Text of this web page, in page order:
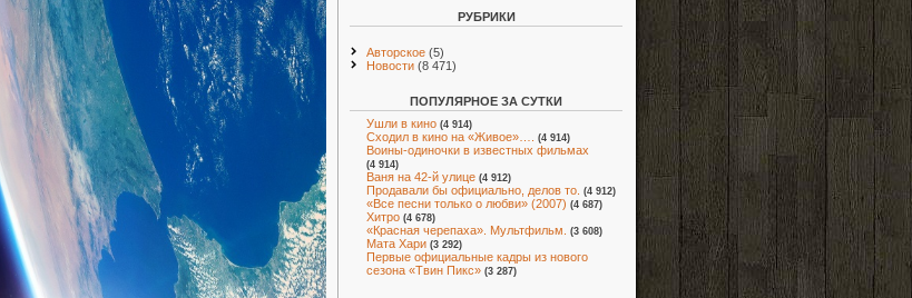
РУБРИКИ
Авторское (5)
Новости (8 471)
ПОПУЛЯРНОЕ ЗА СУТКИ
Ушли в кино (4 914)
Сходил в кино на «Живое»…. (4 914)
Воины-одиночки в известных фильмах
(4 914)
Ваня на 42-й улице (4 912)
Продавали бы официально, делов то. (4 912)
«Все песни только о любви» (2007) (4 687)
Хитро (4 678)
«Красная черепаха». Мультфильм. (3 608)
Мата Хари (3 292)
Первые официальные кадры из нового
сезона «Твин Пикс» (3 287)